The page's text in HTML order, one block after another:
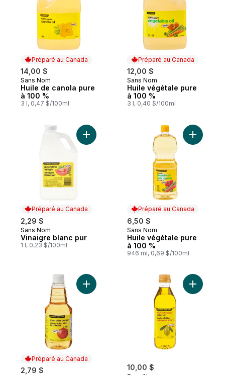
Préparé au Canada
14,00 $
Préparé au Canada
Sans Nom
Huile de canola pure
à 100 %
3 l, 0,47 $/100ml
Préparé au Canada
12,00 $
Préparé au Canada
Sans Nom
Huile végétale pure
à 100 %
3 l, 0,40 $/100ml
Préparé au Canada
2,29 $
Préparé au Canada
Sans Nom
Vinaigre blanc pur
1 l, 0,23 $/100ml
Ajouter Vinaigre blanc pur au panier
Préparé au Canada
6,50 $
Préparé au Canada
Sans Nom
Huile végétale pure
à 100 %
946 ml, 0,69 $/100ml
Ajouter
Préparé au Canada
2,79 $
Ajouter Vinaigre de cidre de pomme au
10,00 $
Ajouter